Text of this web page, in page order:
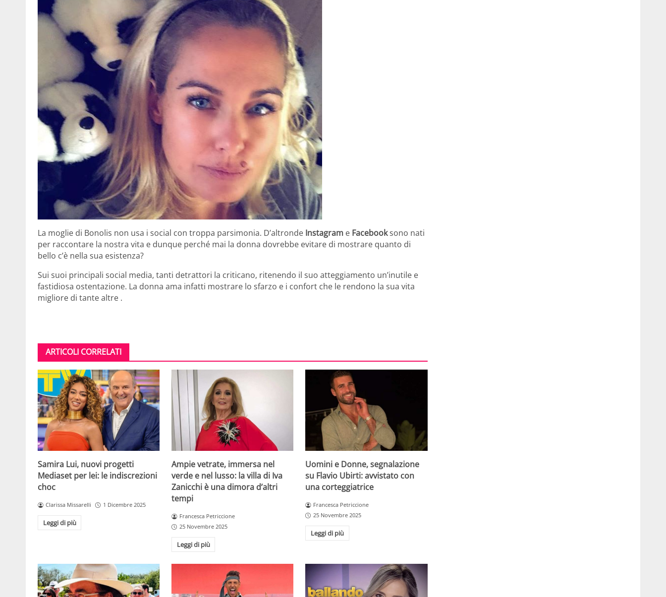
La moglie di Bonolis non usa i social con troppa parsimonia. D’altronde Instagram e Facebooksono nati
per raccontare la nostra vita e dunque perché mai la donna dovrebbe evitare di mostrare quanto di
bello c’è nella sua esistenza?
Sui suoi principali social media, tanti detrattori la criticano, ritenendo il suo atteggiamento un’inutile e
fastidiosa ostentazione. La donna ama infatti mostrare lo sfarzo e i confort che le rendono la sua vita
migliore di tante altre .
ARTICOLI CORRELATI
Samira Lui, nuovi progetti
Mediaset per lei: le indiscrezioni
choc
Clarissa Missarelli 1 Dicembre 2025
Leggi di più
Ampie vetrate, immersa nel
verde e nel lusso: la villa di Iva
Zanicchi è una dimora d’altri
tempi
Francesca Petriccione
25 Novembre 2025
Leggi di più
Uomini e Donne, segnalazione
su Flavio Ubirti: avvistato con
una corteggiatrice
Francesca Petriccione
25 Novembre 2025
Leggi di più